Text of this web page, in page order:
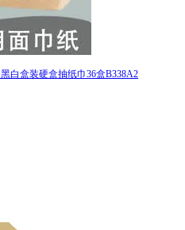
白盒装硬盒抽纸巾36盒B338A2